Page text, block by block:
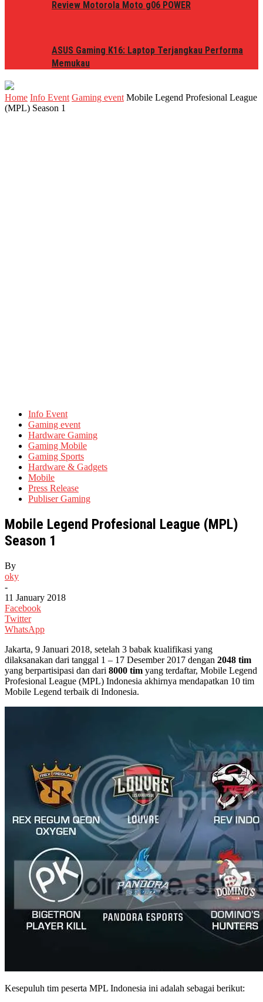
Review Motorola Moto g06 POWER
ASUS Gaming K16: Laptop Terjangkau Performa
Memukau
Home Info Event Gaming event Mobile Legend Profesional League
(MPL) Season 1
Info Event
Gaming event
Hardware Gaming
Gaming Mobile
Gaming Sports
Hardware & Gadgets
Mobile
Press Release
Publiser Gaming
Mobile Legend Profesional League (MPL)
Season 1
By
oky
-
11 January 2018
Facebook
Twitter
WhatsApp
Jakarta, 9 Januari 2018, setelah 3 babak kualifikasi yang
dilaksanakan dari tanggal 1 – 17 Desember 2017 dengan 2048 tim
yang berpartisipasi dan dari 8000 tim yang terdaftar, Mobile Legend
Profesional League (MPL) Indonesia akhirnya mendapatkan 10 tim
Mobile Legend terbaik di Indonesia.
Kesepuluh tim peserta MPL Indonesia ini adalah sebagai berikut: